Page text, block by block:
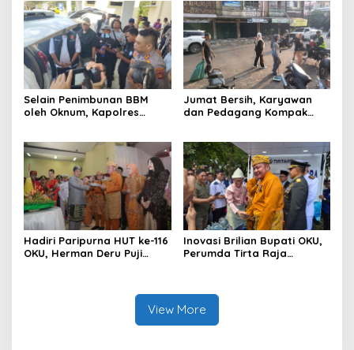
BBM Subsidi dan Perkuat
Pengawasan di Kabupaten
Ogan Komering Ulu
Selain Penimbunan BBM
oleh Oknum, Kapolres
Niaga Bungkam
Jumat Bersih, Karyawan
dan Pedagang Kompak
Hadiri Paripurna HUT ke-116
OKU, Herman Deru Puji
Inovasi Brilian Bupati OKU,
Perumda Tirta Raja
View More